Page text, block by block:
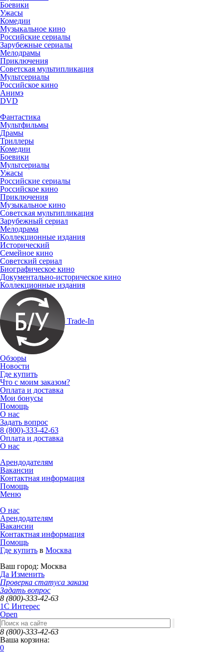
Боевики
Ужасы
Комедии
Музыкальное кино
Российские сериалы
Зарубежные сериалы
Мелодрамы
Приключения
Советская мультипликация
Мультсериалы
Российское кино
Анимэ
DVD
Фантастика
Мультфильмы
Драмы
Триллеры
Комедии
Боевики
Мультсериалы
Ужасы
Российские сериалы
Российское кино
Приключения
Музыкальное кино
Советская мультипликация
Зарубежный сериал
Мелодрама
Коллекционные издания
Исторический
Семейное кино
Советский сериал
Биографическое кино
Документально-историческое кино
Коллекционные издания
Trade-In
Обзоры
Новости
Где купить
Что с моим заказом?
Оплата и доставка
Мои бонусы
Помощь
О нас
Задать вопрос
8 (800)-333-42-63
Оплата и доставка
О нас
Арендодателям
Вакансии
Контактная информация
Помощь
Меню
О нас
Арендодателям
Вакансии
Контактная информация
Помощь
Где купить в Москва
Ваш город: Москва
Да Изменить
Проверка статуса заказа
Задать вопрос
8 (800)-333-42-63
1C Интерес
Open
8 (800)-333-42-63
Ваша корзина:
0